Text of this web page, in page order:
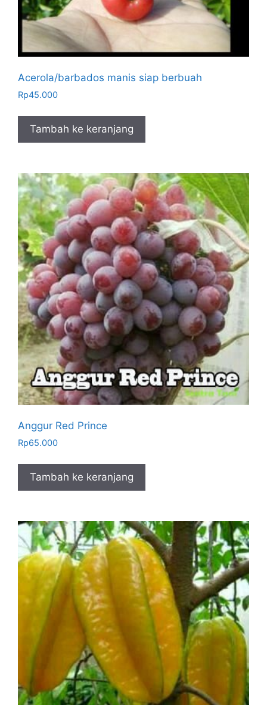
Acerola/barbados manis siap berbuah
Rp45.000
Tambah ke keranjang
Anggur Red Prince
Rp65.000
Tambah ke keranjang